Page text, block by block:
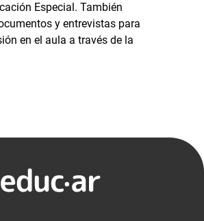
Especial. También
y entrevistas para
en el aula a través de la